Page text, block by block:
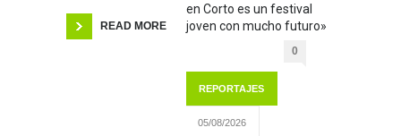
READ MORE
en Corto es un festival
joven con mucho futuro»
0
REPORTAJES
05/08/2026